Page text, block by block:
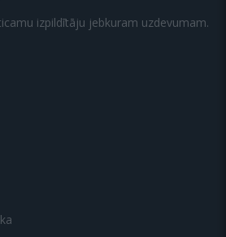
izpildītāju jebkuram uzdevumam.